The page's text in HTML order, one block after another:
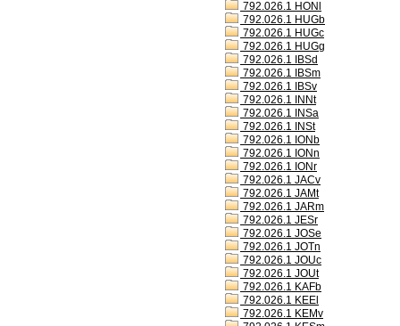
792.026.1 HONl
792.026.1 HUGb
792.026.1 HUGc
792.026.1 HUGg
792.026.1 IBSd
792.026.1 IBSm
792.026.1 IBSv
792.026.1 INNt
792.026.1 INSa
792.026.1 INSt
792.026.1 IONb
792.026.1 IONn
792.026.1 IONr
792.026.1 JACv
792.026.1 JAMt
792.026.1 JARm
792.026.1 JESr
792.026.1 JOSe
792.026.1 JOTn
792.026.1 JOUc
792.026.1 JOUt
792.026.1 KAFb
792.026.1 KEEl
792.026.1 KEMv